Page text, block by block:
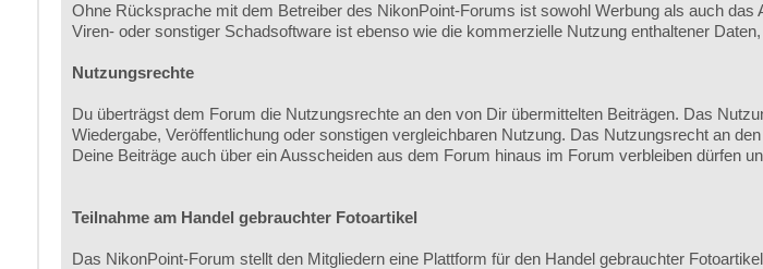
Ohne Rücksprache mit dem Betreiber des NikonPoint-Forums ist sowohl Werbung als auch
Viren- oder sonstiger Schadsoftware ist ebenso wie die kommerzielle Nutzung enthaltener
Nutzungsrechte
Du überträgst dem Forum die Nutzungsrechte an den von Dir übermittelten Beiträgen. Das
Wiedergabe, Veröffentlichung oder sonstigen vergleichbaren Nutzung. Das Nutzungsrecht an
Deine Beiträge auch über ein Ausscheiden aus dem Forum hinaus im Forum verbleiben dürfen
Teilnahme am Handel gebrauchter Fotoartikel
Das NikonPoint-Forum stellt den Mitgliedern eine Plattform für den Handel gebrauchter